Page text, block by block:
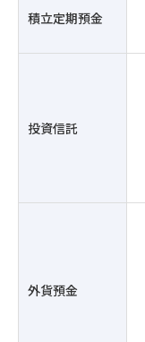
積立定期預金
投資信託
外貨預金